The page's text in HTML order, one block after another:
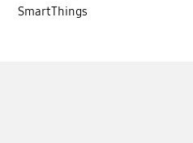
SmartThings